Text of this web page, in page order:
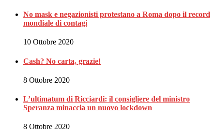
No mask e negazionisti protestano a Roma dopo il record
mondiale di contagi
10 Ottobre 2020
Cash? No carta, grazie!
8 Ottobre 2020
L’ultimatum di Ricciardi: il consigliere del ministro
Speranza minaccia un nuovo lockdown
8 Ottobre 2020